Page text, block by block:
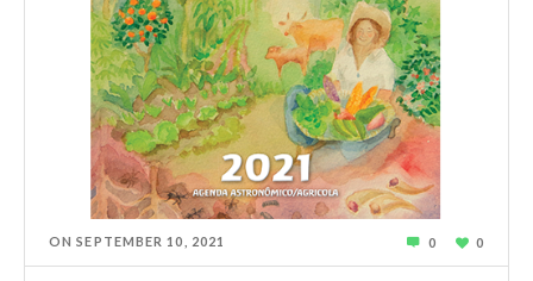
ONSEPTEMBER 10, 2021 0 0